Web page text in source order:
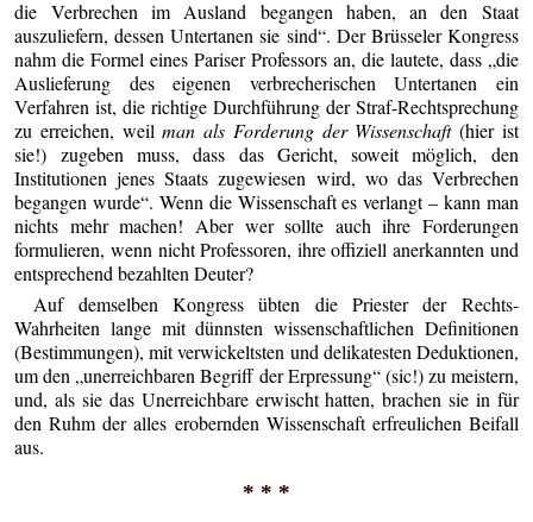
die Verbrechen im Ausland begangen haben, an den Staat
auszuliefern, dessen Untertanen sie sind“. Der Brüsseler Kongress
nahm die Formel eines Pariser Professors an, die lautete, dass „die
Auslieferung des eigenen verbrecherischen Untertanen ein
Verfahren ist, die richtige Durchführung der Straf-Rechtsprechung
zu erreichen, weilman als Forderung der Wissenschaft(hier ist
sie!) zugeben muss, dass das Gericht, soweit möglich, den
Institutionen jenes Staats zugewiesen wird, wo das Verbrechen
begangen wurde“. Wenn die Wissenschaft es verlangt – kann man
nichts mehr machen! Aber wer sollte auch ihre Forderungen
formulieren, wenn nicht Professoren, ihre offiziell anerkannten und
entsprechend bezahlten Deuter?
Auf demselben Kongress übten die Priester der Rechts-
Wahrheiten lange mit dünnsten wissenschaftlichen Definitionen
(Bestimmungen), mit verwickeltsten und delikatеsten Deduktionen,
um den „unerreichbaren Begriff der Erpressung“ (sic!) zu meistern,
und, als sie das Unerreichbare erwischt hatten, brachen sie in für
den Ruhm der alles erobernden Wissenschaft erfreulichen Beifall
aus.
* * *